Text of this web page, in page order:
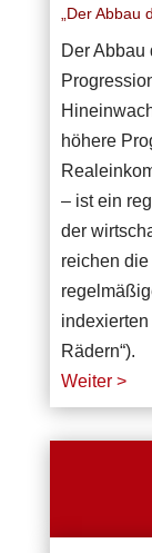
„Der Abbau
Der Abbau
höhere
– ist ein
der
reichen
indexierten
Rädern“).
Weiter >